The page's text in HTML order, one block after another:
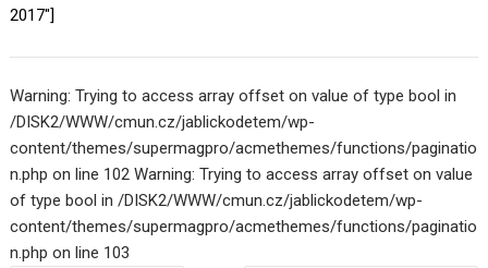
2017″]
Warning: Trying to access array offset on value of type bool in
/DISK2/WWW/cmun.cz/jablickodetem/wp-
content/themes/supermagpro/acmethemes/functions/paginatio
n.php on line 102 Warning: Trying to access array offset on value
of type bool in /DISK2/WWW/cmun.cz/jablickodetem/wp-
content/themes/supermagpro/acmethemes/functions/paginatio
n.php on line 103